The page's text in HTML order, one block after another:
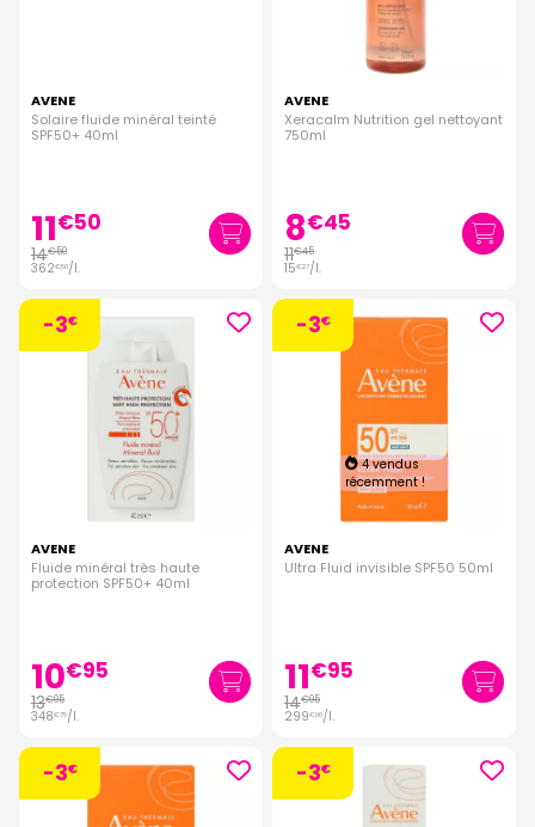
AVENE
Solaire fluide minéral teinté
SPF50+ 40ml
11€50
14€50
362€50/l.
AVENE
Xeracalm Nutrition gel nettoyant
750ml
8€45
11€45
15€27/l.
-3€
AVENE
Fluide minéral très haute
protection SPF50+ 40ml
10€95
13€95
348€75/l.
-3€
4 vendus
récemment !
AVENE
Ultra Fluid invisible SPF50 50ml
11€95
14€95
299€00/l.
-3€ -3€